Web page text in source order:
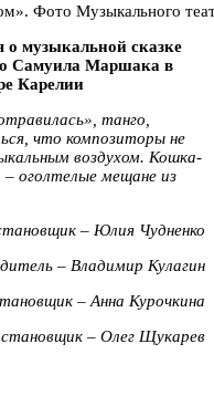
Фото Музыкального
о музыкальной сказке
Самуила Маршака в
Карелии
танго,
что композиторы не
воздухом. Кошка-
оголтелые мещане из
– Юлия Чудненко
– Владимир Кулагин
– Анна Курочкина
– Олег Щукарев